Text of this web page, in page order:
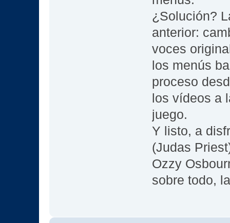
¿Solución?
anterior:
voces
los menús
proceso
los vídeos a
juego.
Y listo, a
(Judas
Ozzy
sobre todo,